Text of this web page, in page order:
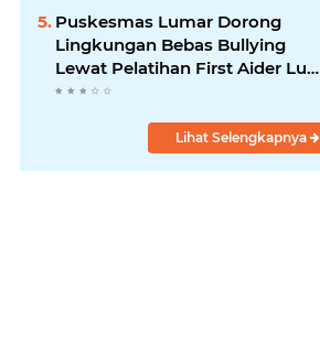
Puskesmas Lumar Dorong
Lingkungan Bebas Bullying
Lewat Pelatihan First Aider Luka
Psikologis di SMAN 01
Lihat Selengkapnya